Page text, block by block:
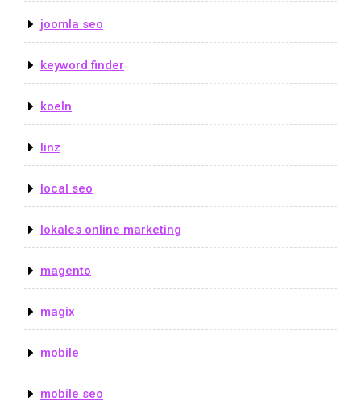
joomla seo
keyword finder
koeln
linz
local seo
lokales online marketing
magento
magix
mobile
mobile seo